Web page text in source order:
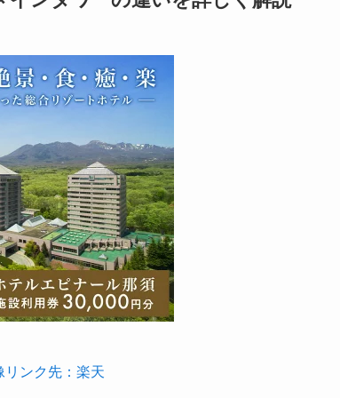
リンク先：楽天